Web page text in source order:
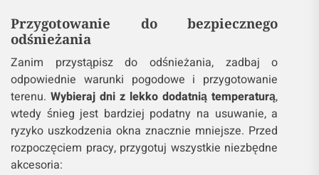
Przygotowanie do bezpiecznego
odśnieżania
Zanim przystąpisz do odśnieżania, zadbaj o
odpowiednie warunki pogodowe i przygotowanie
terenu.Wybieraj dni z lekko dodatnią temperaturą,
wtedy śnieg jest bardziej podatny na usuwanie, a
ryzyko uszkodzenia okna znacznie mniejsze. Przed
rozpoczęciem pracy, przygotuj wszystkie niezbędne
akcesoria: